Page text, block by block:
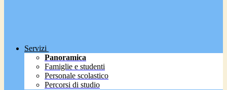
Servizi
Panoramica
Famiglie e studenti
Personale scolastico
Percorsi di studio